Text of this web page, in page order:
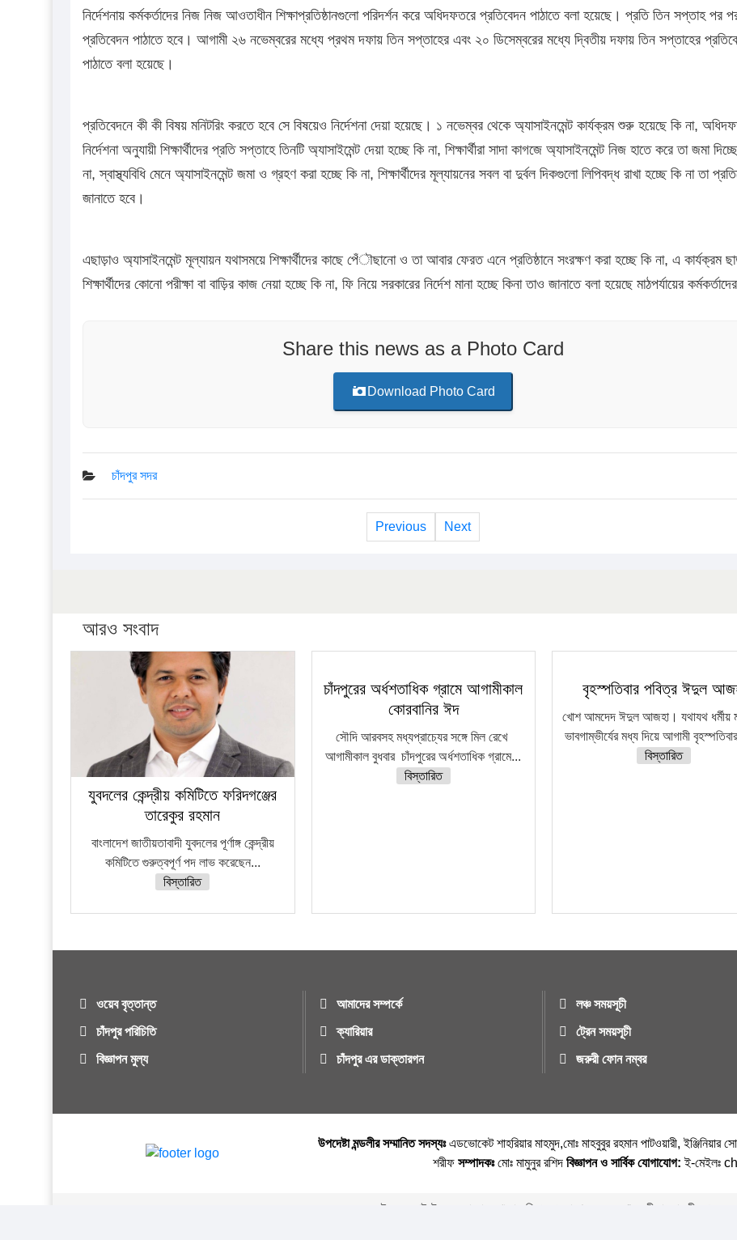
নির্দেশনায় কর্মকর্তাদের নিজ নিজ আওতাধীন শিক্ষাপ্রতিষ্ঠানগুলো পরিদর্শন করে অধিদফতরে প্রতিবেদন পাঠাতে বলা হয়েছে। প্রতি তিন সপ্তাহ পর
প্রতিবেদন পাঠাতে হবে। আগামী ২৬ নভেম্বরের মধ্যে প্রথম দফায় তিন সপ্তাহের এবং ২০ ডিসেম্বরের মধ্যে দ্বিতীয় দফায় তিন সপ্তাহের
পাঠাতে বলা হয়েছে।
প্রতিবেদনে কী কী বিষয় মনিটরিং করতে হবে সে বিষয়েও নির্দেশনা দেয়া হয়েছে। ১ নভেম্বর থেকে অ্যাসাইনমেন্ট কার্যক্রম শুরু হয়েছে কি না,
নির্দেশনা অনুযায়ী শিক্ষার্থীদের প্রতি সপ্তাহে তিনটি অ্যাসাইমেন্ট দেয়া হচ্ছে কি না, শিক্ষার্থীরা সাদা কাগজে অ্যাসাইনমেন্ট নিজ হাতে করে তা জমা
না, স্বাস্থ্যবিধি মেনে অ্যাসাইনমেন্ট জমা ও গ্রহণ করা হচ্ছে কি না, শিক্ষার্থীদের মূল্যায়নের সবল বা দুর্বল দিকগুলো লিপিবদ্ধ রাখা হচ্ছে কি না তা
জানাতে হবে।
এছাড়াও অ্যাসাইনমেন্ট মূল্যায়ন যথাসময়ে শিক্ষার্থীদের কাছে পেঁৗছানো ও তা আবার ফেরত এনে প্রতিষ্ঠানে সংরক্ষণ করা হচ্ছে কি না, এ কার্যক্রম
শিক্ষার্থীদের কোনো পরীক্ষা বা বাড়ির কাজ নেয়া হচ্ছে কি না, ফি নিয়ে সরকারের নির্দেশ মানা হচ্ছে কিনা তাও জানাতে বলা হয়েছে মাঠপর্যায়ের
Share this news as a Photo Card
Download Photo Card
চাঁদপুর সদর
Previous Next
আরও সংবাদ
যুবদলের কেন্দ্রীয় কমিটিতে ফরিদগঞ্জের
তারেকুর রহমান
বাংলাদেশ জাতীয়তাবাদী যুবদলের পূর্ণাঙ্গ কেন্দ্রীয়
কমিটিতে গুরুত্বপূর্ণ পদ লাভ করেছেন...
বিস্তারিত
চাঁদপুরের অর্ধশতাধিক গ্রামে আগামীকাল
কোরবানির ঈদ
সৌদি আরবসহ মধ্যপ্রাচ্যের সঙ্গে মিল রেখে
আগামীকাল বুধবার চাঁদপুরের অর্ধশতাধিক গ্রামে...
বিস্তারিত
বৃহস্পতিবার পবিত্র ঈদুল
খোশ আমদেদ ঈদুল আজহা। যথাযথ ধর্মীয়
ভাবগাম্ভীর্যের মধ্য দিয়ে আগামী
বিস্তারিত
ওয়েব বৃত্তান্ত
চাঁদপুর পরিচিতি
বিজ্ঞাপন মুল্য
আমাদের সম্পর্কে
ক্যারিয়ার
চাঁদপুর এর ডাক্তারগন
লঞ্চ সময়সূচী
ট্রেন সময়সূচী
জরুরী ফোন নম্বর
উপদেষ্টা মন্ডলীর সম্মানিত সদস্যঃএডভোকেট শাহরিয়ার মাহমুদ,মোঃ মাহবুবুর রহমান পাটওয়ারী, ইঞ্জিনিয়ার
শরীফ সম্পাদকঃমোঃ মামুনুর রশিদ বিজ্ঞাপন ও সার্বিক যোগাযোগ: ই-মেইলঃ
এই ওয়েবসাইটের যে কোনো লেখা বা ছবি পুনঃপ্রকাশের ক্ষেত্রে ঋন স্বীকার বাঞ্চনীয় ।